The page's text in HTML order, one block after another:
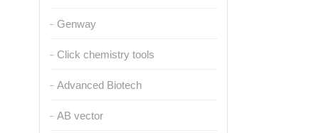
Genway
Click chemistry tools
Advanced Biotech
AB vector